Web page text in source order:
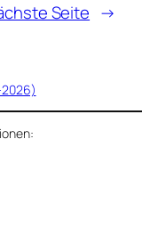
Seite →
2026)